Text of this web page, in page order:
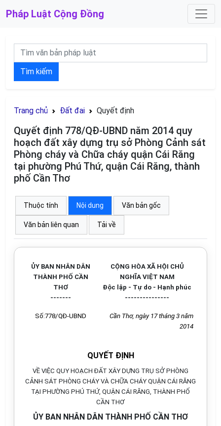
Pháp Luật Cộng Đồng
Tìm kiếm
Trang chủ Đất đai Quyết định
Quyết định 778/QĐ-UBND năm 2014 quy
hoạch đất xây dựng trụ sở Phòng Cảnh sát
Phòng cháy và Chữa cháy quận Cái Răng
tại phường Phú Thứ, quận Cái Răng, thành
phố Cần Thơ
Thuộc tính Nội dung Văn bản gốc
Văn bản liên quan Tải về
ỦY BAN NHÂN DÂN
THÀNH PHỐ CẦN
THƠ
-------
CỘNG HÒA XÃ HỘI CHỦ
NGHĨA VIỆT NAM
Độc lập - Tự do - Hạnh phúc
---------------
Số:778/QĐ-UBND
Cần Thơ, ngày 17 tháng 3 năm
2014
QUYẾT ĐỊNH
VỀ VIỆC QUY HOẠCH ĐẤT XÂY DỰNG TRỤ SỞ PHÒNG
CẢNH SÁT PHÒNG CHÁY VÀ CHỮA CHÁY QUẬN CÁI RĂNG
TẠI PHƯỜNG PHÚ THỨ, QUẬN CÁI RĂNG, THÀNH PHỐ
CẦN THƠ
ỦY BAN NHÂN DÂN THÀNH PHỐ CẦN THƠ